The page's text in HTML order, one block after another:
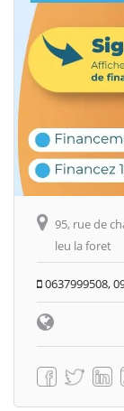
95, rue de
leu la foret
0637999508,